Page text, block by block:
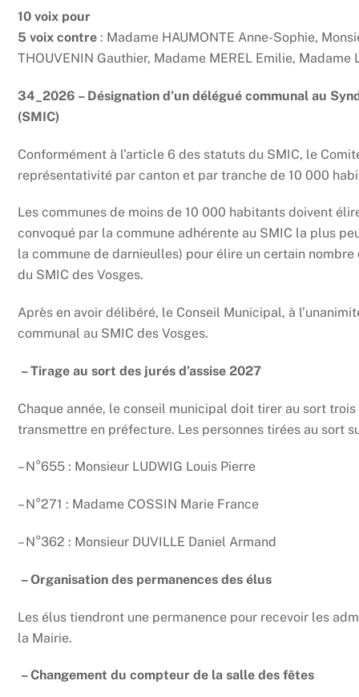
10 voix pour
5 voix contre : Madame HAUMONTE Anne-Sophie,
THOUVENIN Gauthier, Madame MEREL Emilie, Madame
34_2026 – Désignation d’un délégué communal au
(SMIC)
Conformément à l’article 6 des statuts du SMIC, le
représentativité par canton et par tranche de 10 000
Les communes de moins de 10 000 habitants doivent
convoqué par la commune adhérente au SMIC la plus
la commune de darnieulles) pour élire un certain
du SMIC des Vosges.
Après en avoir délibéré, le Conseil Municipal, à
communal au SMIC des Vosges.
– Tirage au sort des jurés d’assise 2027
Chaque année, le conseil municipal doit tirer au sort
transmettre en préfecture. Les personnes tirées au sort
– N°655 : Monsieur LUDWIG Louis Pierre
– N°271 : Madame COSSIN Marie France
– N°362 : Monsieur DUVILLE Daniel Armand
– Organisation des permanences des élus
Les élus tiendront une permanence pour recevoir les
la Mairie.
– Changement du compteur de la salle des fêtes